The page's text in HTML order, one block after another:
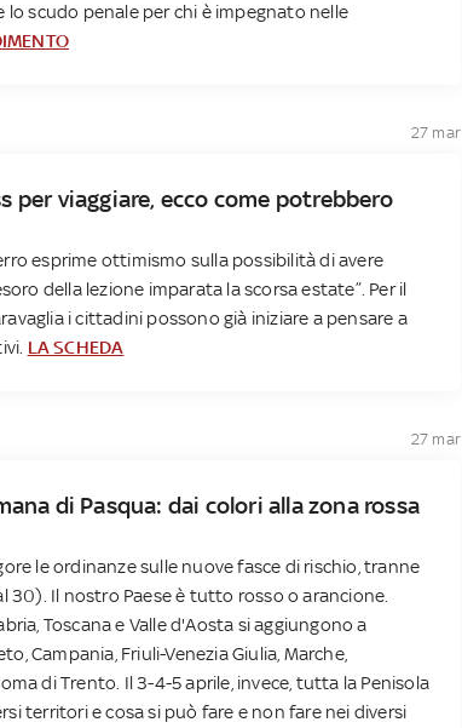
lo scudo penale per chi è impegnato nelle
27 mar
per viaggiare, ecco come potrebbero
esprime ottimismo sulla possibilità di avere
della lezione imparata la scorsa estate”. Per il
i cittadini possono già iniziare a pensare a
LA SCHEDA
27 mar
di Pasqua: dai colori alla zona rossa
le ordinanze sulle nuove fasce di rischio, tranne
30). Il nostro Paese è tutto rosso o arancione.
Toscana e Valle d'Aosta si aggiungono a
Campania, Friuli-Venezia Giulia, Marche,
di Trento. Il 3-4-5 aprile, invece, tutta la Penisola
territori e cosa si può fare e non fare nei diversi